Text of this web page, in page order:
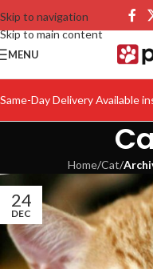
Skip to navigation
Skip to main content
MENU
Same-Day Delivery Available
Home/Cat/
24
DEC